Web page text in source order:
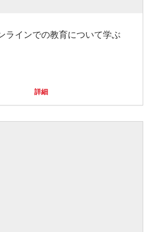
ラインでの教育について学ぶ
詳細